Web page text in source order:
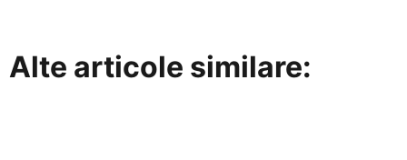
Alte articole similare: